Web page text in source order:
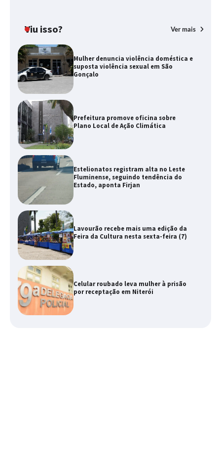
Viu isso? Ver mais
Mulher denuncia violência doméstica e
suposta violência sexual em São
Gonçalo
Prefeitura promove oficina sobre
Plano Local de Ação Climática
Estelionatos registram alta no Leste
Fluminense, seguindo tendência do
Estado, aponta Firjan
Lavourão recebe mais uma edição da
Feira da Cultura nesta sexta-feira (7)
Celular roubado leva mulher à prisão
por receptação em Niterói